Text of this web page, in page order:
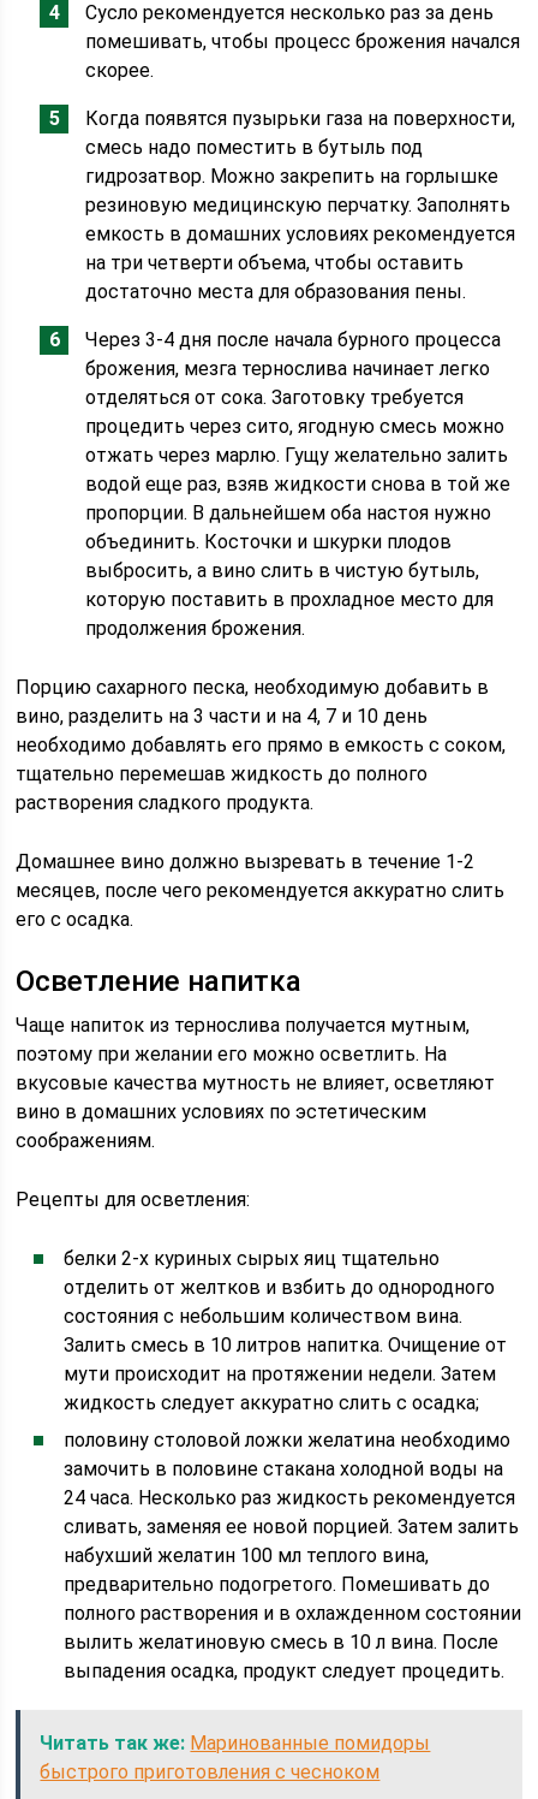
Сусло рекомендуется несколько раз за день
помешивать, чтобы процесс брожения начался
скорее.
Когда появятся пузырьки газа на поверхности,
смесь надо поместить в бутыль под
гидрозатвор. Можно закрепить на горлышке
резиновую медицинскую перчатку. Заполнять
емкость в домашних условиях рекомендуется
на три четверти объема, чтобы оставить
достаточно места для образования пены.
Через 3-4 дня после начала бурного процесса
брожения, мезга тернослива начинает легко
отделяться от сока. Заготовку требуется
процедить через сито, ягодную смесь можно
отжать через марлю. Гущу желательно залить
водой еще раз, взяв жидкости снова в той же
пропорции. В дальнейшем оба настоя нужно
объединить. Косточки и шкурки плодов
выбросить, а вино слить в чистую бутыль,
которую поставить в прохладное место для
продолжения брожения.
Порцию сахарного песка, необходимую добавить в
вино, разделить на 3 части и на 4, 7 и 10 день
необходимо добавлять его прямо в емкость с соком,
тщательно перемешав жидкость до полного
растворения сладкого продукта.
Домашнее вино должно вызревать в течение 1-2
месяцев, после чего рекомендуется аккуратно слить
его с осадка.
Осветление напитка
Чаще напиток из тернослива получается мутным,
поэтому при желании его можно осветлить. На
вкусовые качества мутность не влияет, осветляют
вино в домашних условиях по эстетическим
соображениям.
Рецепты для осветления:
белки 2-х куриных сырых яиц тщательно
отделить от желтков и взбить до однородного
состояния с небольшим количеством вина.
Залить смесь в 10 литров напитка. Очищение от
мути происходит на протяжении недели. Затем
жидкость следует аккуратно слить с осадка;
половину столовой ложки желатина необходимо
замочить в половине стакана холодной воды на
24 часа. Несколько раз жидкость рекомендуется
сливать, заменяя ее новой порцией. Затем залить
набухший желатин 100 мл теплого вина,
предварительно подогретого. Помешивать до
полного растворения и в охлажденном состоянии
вылить желатиновую смесь в 10 л вина. После
выпадения осадка, продукт следует процедить.
Читать так же: Маринованные помидоры
быстрого приготовления с чесноком